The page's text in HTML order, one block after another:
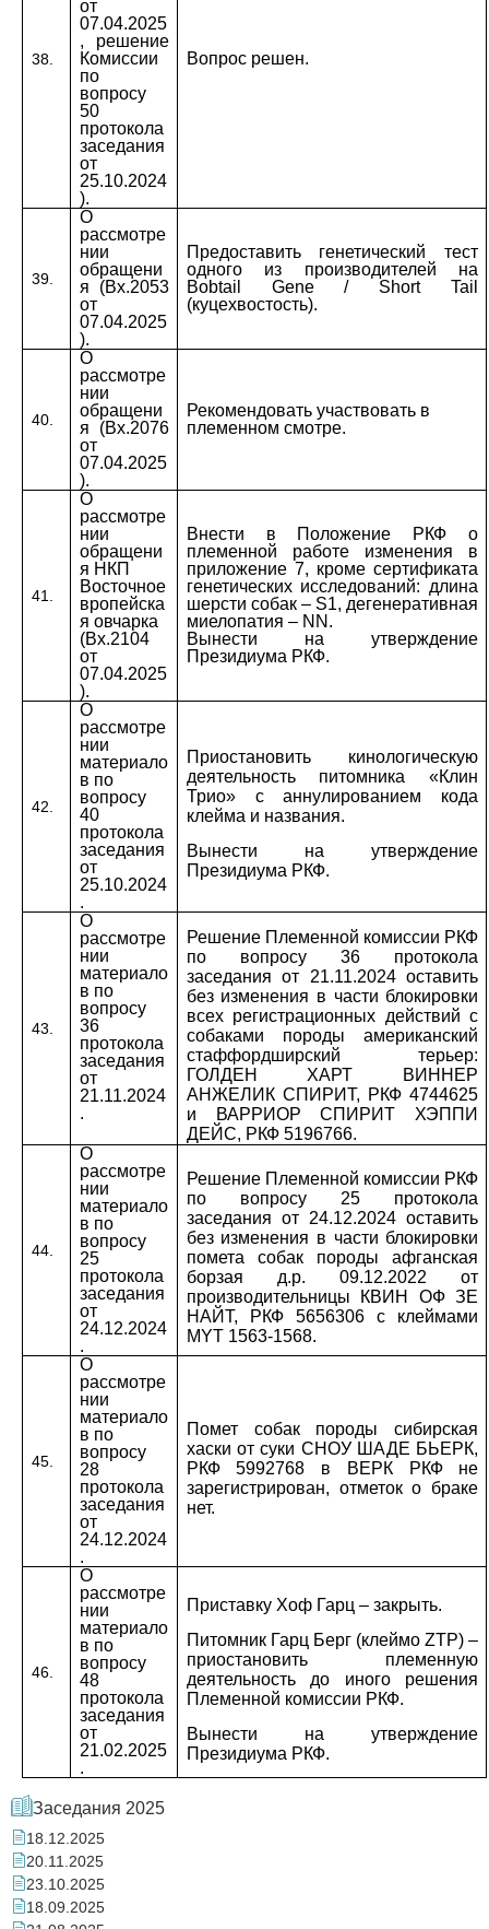
38.
от
07.04.2025
, решение
Комиссии
по
вопросу
50
протокола
заседания
от
25.10.2024
).
Вопрос решен.
39.
О
рассмотре
нии
обращени
я (Вх.2053
от
07.04.2025
).
Предоставить генетический тест
одного из производителей на
Bobtail Gene / Short Tail
(куцехвостость).
40.
О
рассмотре
нии
обращени
я (Вх.2076
от
07.04.2025
).
Рекомендовать участвовать в
племенном смотре.
41.
О
рассмотре
нии
обращени
я НКП
Восточное
вропейска
я овчарка
(Вх.2104
от
07.04.2025
).
Внести в Положение РКФ о
племенной работе изменения в
приложение 7, кроме сертификата
генетических исследований: длина
шерсти собак – S1, дегенеративная
миелопатия – NN .
Вынести на утверждение
Президиума РКФ.
42.
О
рассмотре
нии
материало
в по
вопросу
40
протокола
заседания
от
25.10.2024
.
Приостановить кинологическую
деятельность питомника «Клин
Трио» с аннулированием кода
клейма и названия.
Вынести на утверждение
Президиума РКФ.
43.
О
рассмотре
нии
материало
в по
вопросу
36
протокола
заседания
от
21.11.2024
.
Решение Племенной комиссии РКФ
по вопросу 36 протокола
заседания от 21.11.2024 оставить
без изменения в части блокировки
всех регистрационных действий с
собаками породы американский
стаффордширский терьер:
ГОЛДЕН ХАРТ ВИННЕР
АНЖЕЛИК СПИРИТ, РКФ 4744625
и ВАРРИОР СПИРИТ ХЭППИ
ДЕЙС, РКФ 5196766.
44.
О
рассмотре
нии
материало
в по
вопросу
25
протокола
заседания
от
24.12.2024
.
Решение Племенной комиссии РКФ
по вопросу 25 протокола
заседания от 24.12.2024 оставить
без изменения в части блокировки
помета собак породы афганская
борзая д.р. 09.12.2022 от
производительницы КВИН ОФ ЗЕ
НАЙТ, РКФ 5656306 с клеймами
MYT 1563-1568.
45.
О
рассмотре
нии
материало
в по
вопросу
28
протокола
заседания
от
24.12.2024
.
Помет собак породы сибирская
хаски от суки СНОУ ШАДЕ БЬЕРК,
РКФ 5992768 в ВЕРК РКФ не
зарегистрирован, отметок о браке
нет.
46.
О
рассмотре
нии
материало
в по
вопросу
48
протокола
заседания
от
21.02.2025
.
Приставку Хоф Гарц – закрыть.
Питомник Гарц Берг (клеймоZTP) –
приостановить племенную
деятельность до иного решения
Племенной комиссии РКФ.
Вынести на утверждение
Президиума РКФ.
Заседания 2025
18.12.2025
20.11.2025
23.10.2025
18.09.2025